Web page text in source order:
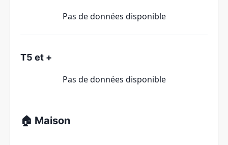
Pas de données disponible
T5 et +
Pas de données disponible
🏠 Maison